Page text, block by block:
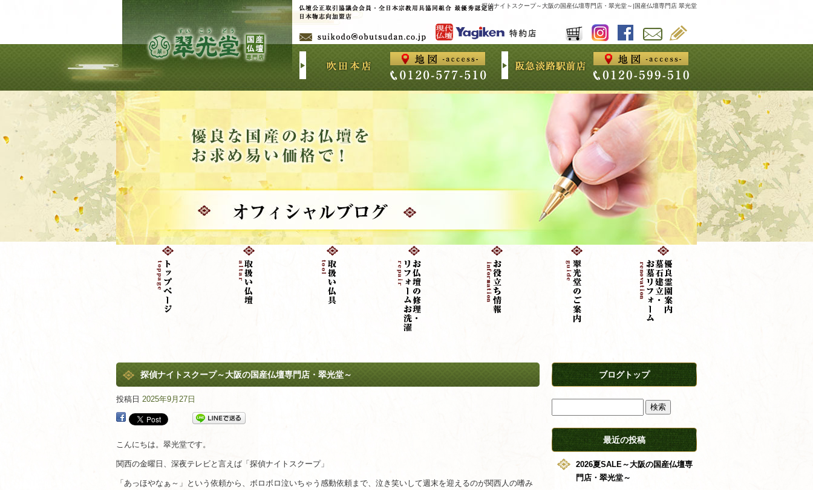
探偵ナイトスクープ～大阪の国産仏壇専門店・翠光堂～|国産仏壇専門店 翠光堂
探偵ナイトスクープ～大阪の国産仏壇専門店・翠光堂～
投稿日 2025年9月27日
こんにちは。翠光堂です。
関西の金曜日、深夜テレビと言えば「探偵ナイトスクープ」
「あっほやなぁ～」という依頼から、ボロボロ泣いちゃう感動依頼まで、泣き笑いして週末を迎えるのが関西人の嗜み
ブログトップ
最近の投稿
2026夏SALE～大阪の国産仏壇専
門店・翠光堂～